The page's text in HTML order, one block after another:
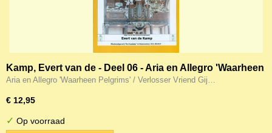
Kamp, Evert van de - Deel 06 - Aria en Allegro 'Waarheen
Pelgrims' / Verlosser Vriend Gij hoop en lust
Aria en Allegro 'Waarheen Pelgrims' / Verlosser Vriend Gij…
€ 12,95
✓ Op voorraad